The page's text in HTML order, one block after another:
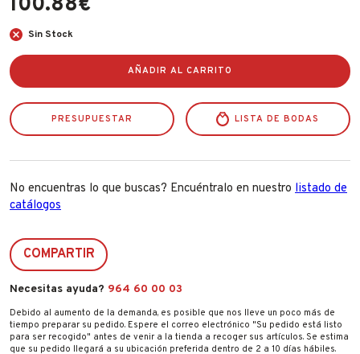
Sin Stock
AÑADIR AL CARRITO
PRESUPUESTAR LISTA DE BODAS
No encuentras lo que buscas? Encuéntralo en nuestro listado de
catálogos
COMPARTIR
Necesitas ayuda? 964 60 00 03
Debido al aumento de la demanda, es posible que nos lleve un poco más de
tiempo preparar su pedido. Espere el correo electrónico "Su pedido está listo
para ser recogido" antes de venir a la tienda a recoger sus artículos. Se estima
que su pedido llegará a su ubicación preferida dentro de 2 a 10 días hábiles.